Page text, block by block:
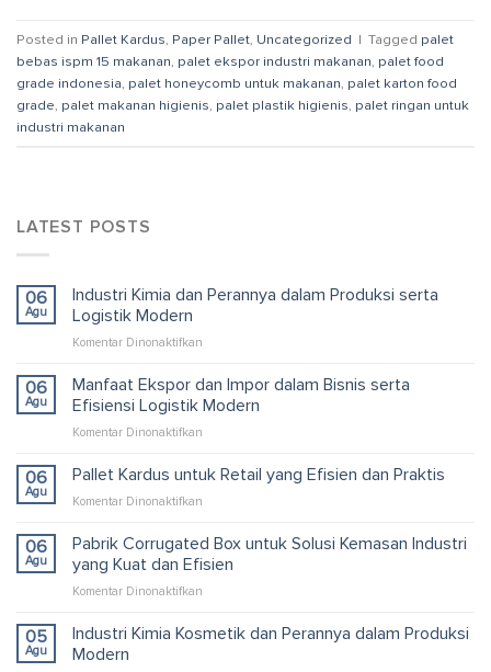
Posted in Pallet Kardus, Paper Pallet, Uncategorized | Tagged palet
bebas ispm 15 makanan, palet ekspor industri makanan, palet food
grade indonesia, palet honeycomb untuk makanan, palet karton food
grade, palet makanan higienis, palet plastik higienis, palet ringan untuk
industri makanan
LATEST POSTS
06
Agu
Industri Kimia dan Perannya dalam Produksi serta
Logistik Modern
Komentar Dinonaktifkan
Kimia
dan
Perannya
serta
06
Agu
Manfaat Ekspor dan Impor dalam Bisnis serta
Efisiensi Logistik Modern
Komentar Dinonaktifkan
Ekspor
Bisnis
serta
06
Agu
Pallet Kardus untuk Retail yang Efisien dan Praktis
Komentar Dinonaktifkan
Kardus
untuk
Retail
dan
06
Agu
Pabrik Corrugated Box untuk Solusi Kemasan Industri
yang Kuat dan Efisien
Komentar Dinonaktifkan
Corrugated
05
Agu
Industri Kimia Kosmetik dan Perannya dalam Produksi
Modern